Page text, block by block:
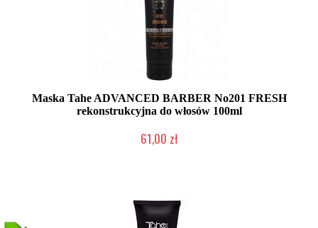
Maska Tahe ADVANCED BARBER No201 FRESH
rekonstrukcyjna do włosów 100ml
61,00 zł